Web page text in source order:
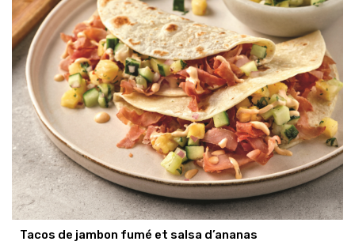
Tacos de jambon fumé et salsa d’ananas